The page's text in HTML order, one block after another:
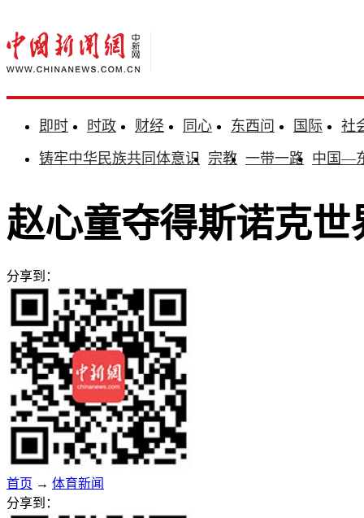
即时 时政 财经 同心 东西问 国际
社
铸牢中华民族共同体意识 宗教 一带一路 中国—
赵心童夺得斯诺克
分享到：
首页 → 体育新闻
分享到：